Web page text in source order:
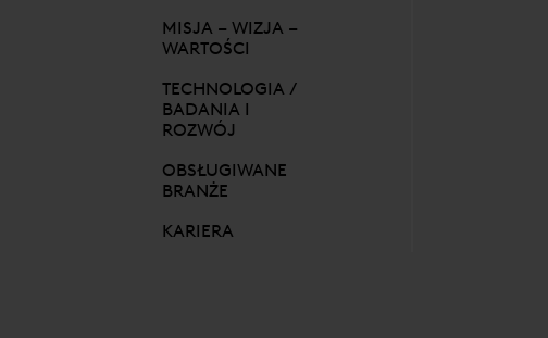
MISJA – WIZJA –
WARTOŚCI
TECHNOLOGIA /
BADANIA I
ROZWÓJ
OBSŁUGIWANE
BRANŻE
KARIERA